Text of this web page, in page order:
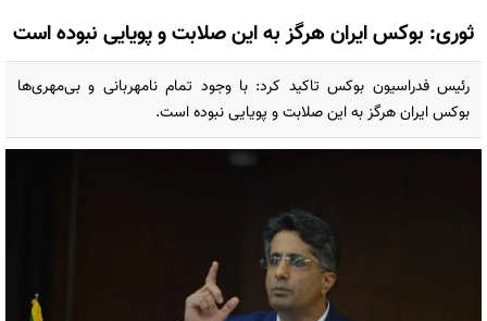
ثوری: بوکس ایران هرگز به این صلابت و پویایی نبوده است
رئیس فدراسیون بوکس تاکید کرد: با وجود تمام نامهربانی و بی‌مهری‌ها
بوکس ایران هرگز به این صلابت و پویایی نبوده است.